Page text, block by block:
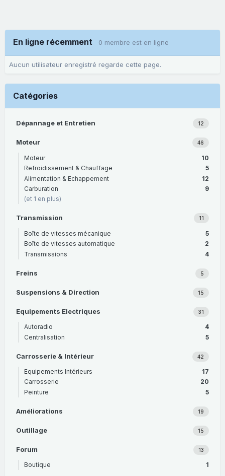
En ligne récemment 0 membre est en ligne
Aucun utilisateur enregistré regarde cette page.
Catégories
12
Dépannage et Entretien
46
Moteur
10
Moteur
5
Refroidissement & Chauffage
12
Alimentation & Echappement
9
Carburation
(et 1 en plus)
11
Transmission
5
Boîte de vitesses mécanique
2
Boîte de vitesses automatique
4
Transmissions
5
Freins
15
Suspensions & Direction
31
Equipements Electriques
4
Autoradio
5
Centralisation
42
Carrosserie & Intérieur
17
Equipements Intérieurs
20
Carrosserie
5
Peinture
19
Améliorations
15
Outillage
13
Forum
1
Boutique